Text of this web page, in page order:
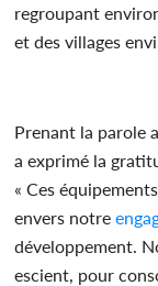
regroupant
et des villages
Prenant la parole
a exprimé la
« Ces
envers notre
développement.
escient, pour